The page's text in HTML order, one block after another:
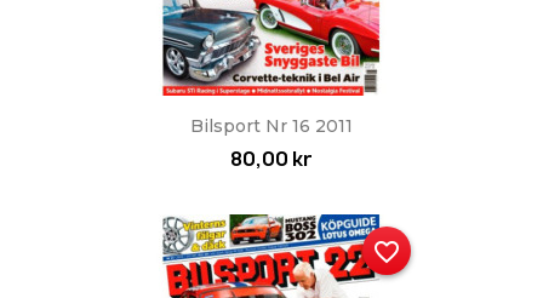
Bilsport Nr 16 2011
80,00 kr
favorite_border